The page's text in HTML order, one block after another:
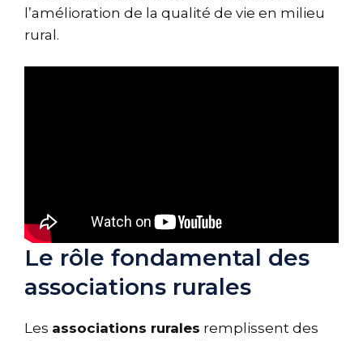
l’amélioration de la qualité de vie en milieu
rural.
Le rôle fondamental des
associations rurales
Les associations rurales remplissent des